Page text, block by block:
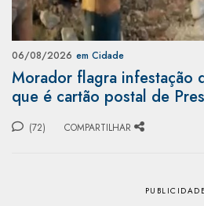
06/08/2026 em Cidade
Morador flagra infestação
que é cartão postal de
(72) COMPARTILHAR